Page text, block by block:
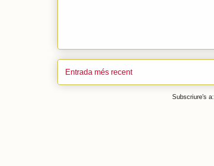
Entrada més recent
Subscriure's a: